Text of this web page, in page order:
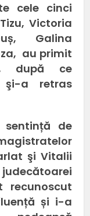
cele cinci
Victoria
Galina
au primit
după ce
şi-a retras
de
şi Vitalii
recunoscut
și i-a